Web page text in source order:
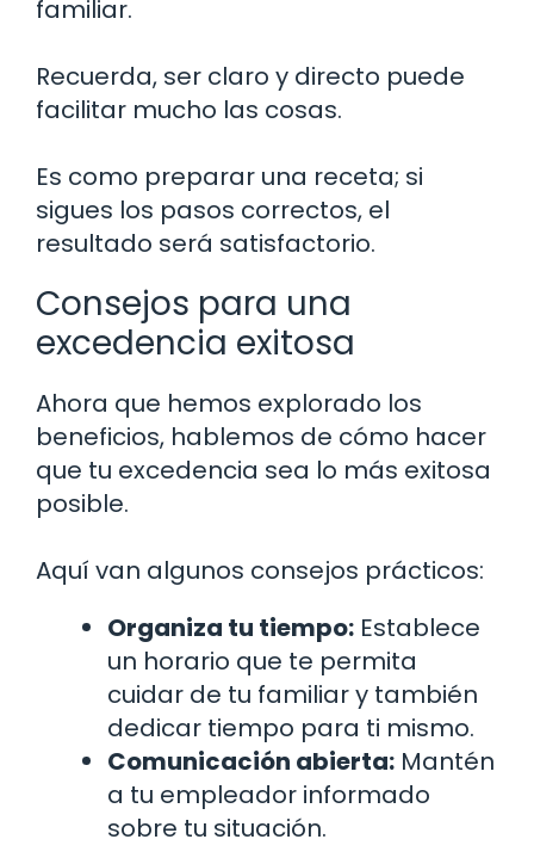
familiar.
Recuerda, ser claro y directo puede
facilitar mucho las cosas.
Es como preparar una receta; si
sigues los pasos correctos, el
resultado será satisfactorio.
Consejos para una
excedencia exitosa
Ahora que hemos explorado los
beneficios, hablemos de cómo hacer
que tu excedencia sea lo más exitosa
posible.
Aquí van algunos consejos prácticos:
Organiza tu tiempo: Establece
un horario que te permita
cuidar de tu familiar y también
dedicar tiempo para ti mismo.
Comunicación abierta: Mantén
a tu empleador informado
sobre tu situación.